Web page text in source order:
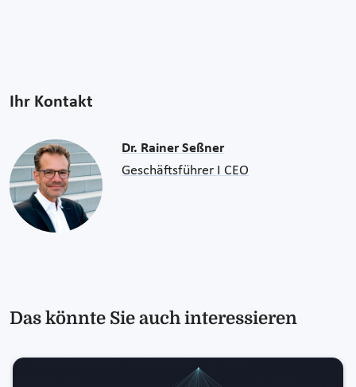
Ihr Kontakt
Dr. Rainer Seßner
Geschäftsführer I CEO
Das könnte Sie auch interessieren